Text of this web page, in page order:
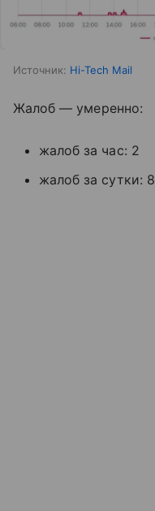
Источник: Hi-Tech Mail
Жалоб — умеренно:
жалоб за час: 2
жалоб за сутки: 8